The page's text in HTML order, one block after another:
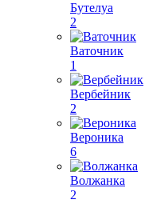
Бутелуа
2
Ваточник
1
Вербейник
2
Вероника
6
Волжанка
2